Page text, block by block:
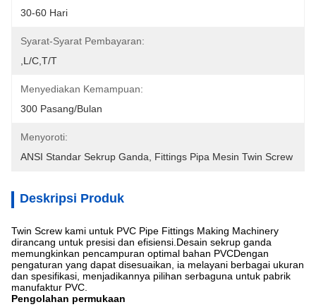
30-60 Hari
Syarat-Syarat Pembayaran:
,L/C,T/T
Menyediakan Kemampuan:
300 Pasang/bulan
Menyoroti:
ANSI Standar Sekrup Ganda
Fittings Pipa Mesin Twin Screw
Deskripsi Produk
Twin Screw kami untuk PVC Pipe Fittings Making Machinery
dirancang untuk presisi dan efisiensi.Desain sekrup ganda
memungkinkan pencampuran optimal bahan PVCDengan
pengaturan yang dapat disesuaikan, ia melayani berbagai ukuran
dan spesifikasi, menjadikannya pilihan serbaguna untuk pabrik
manufaktur PVC.
Pengolahan permukaan